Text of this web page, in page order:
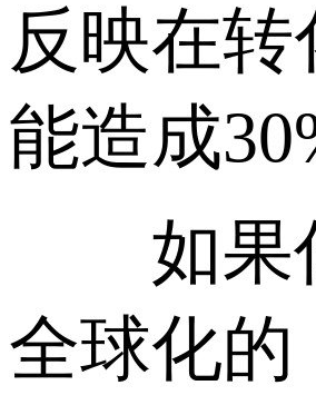
反映在
能造成
如果你
全球化